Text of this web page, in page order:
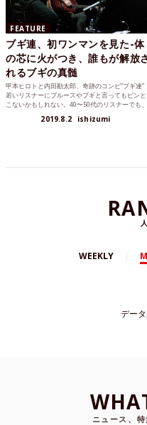
FEATURE
ブギ連、初ワンマンを見た-体
の芯に火がつき、誰もが解放
れるブギの真髄
甲本ヒロトと内田勘太郎、奇跡のコンビ“ブギ連”
若いリスナーにブルースやブギと言ってもピンと
こないかもしれない。40〜50代のリスナーでも、
2019.8.2 ishizumi
WEEKLY
デー
ニュース、